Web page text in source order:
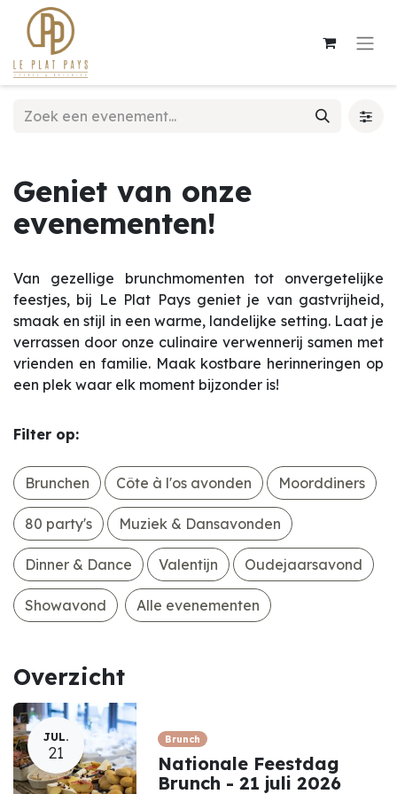
Geniet van onze
evenementen!
Van gezellige brunchmomenten tot onvergetelijke
feestjes, bij Le Plat Pays geniet je van gastvrijheid,
smaak en stijl in een warme, landelijke setting. Laat je
verrassen door onze culinaire verwennerij samen met
vrienden en familie. Maak kostbare herinneringen op
een plek waar elk moment bijzonder is!
Filter op:
Brunchen Côte à l'os avonden Moorddiners
80 party's Muziek & Dansavonden
Dinner & Dance Valentijn Oudejaarsavond
Showavond Alle evenementen
Overzicht
JUL.
21
Brunch
Nationale Feestdag
Brunch - 21 juli 2026